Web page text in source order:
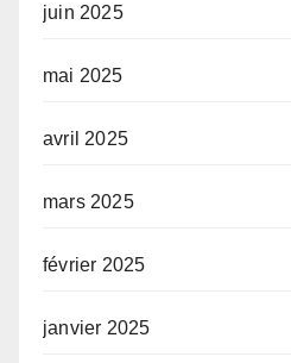
juin 2025
mai 2025
avril 2025
mars 2025
février 2025
janvier 2025